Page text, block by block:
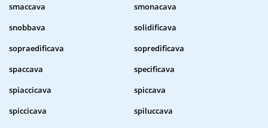
smaccava
smonacava
snobbava
solidificava
sopraedificava
sopredificava
spaccava
specificava
spiaccicava
spiccava
spiccicava
spiluccava